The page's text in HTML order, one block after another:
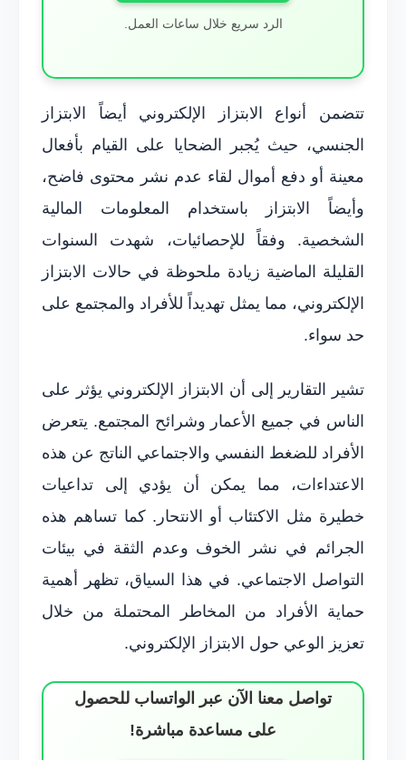
الرد سريع خلال ساعات العمل.
تتضمن أنواع الابتزاز الإلكتروني أيضاً الابتزاز
الجنسي، حيث يُجبر الضحايا على القيام بأفعال
معينة أو دفع أموال لقاء عدم نشر محتوى فاضح،
وأيضاً الابتزاز باستخدام المعلومات المالية
الشخصية. وفقاً للإحصائيات، شهدت السنوات
القليلة الماضية زيادة ملحوظة في حالات الابتزاز
الإلكتروني، مما يمثل تهديداً للأفراد والمجتمع على
حد سواء.
تشير التقارير إلى أن الابتزاز الإلكتروني يؤثر على
الناس في جميع الأعمار وشرائح المجتمع. يتعرض
الأفراد للضغط النفسي والاجتماعي الناتج عن هذه
الاعتداءات، مما يمكن أن يؤدي إلى تداعيات
خطيرة مثل الاكتئاب أو الانتحار. كما تساهم هذه
الجرائم في نشر الخوف وعدم الثقة في بيئات
التواصل الاجتماعي. في هذا السياق، تظهر أهمية
حماية الأفراد من المخاطر المحتملة من خلال
تعزيز الوعي حول الابتزاز الإلكتروني.
تواصل معنا الآن عبر الواتساب للحصول
على مساعدة مباشرة!